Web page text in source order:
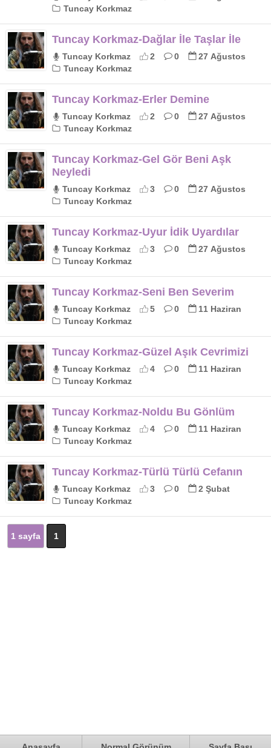
Tuncay Korkmaz
Tuncay Korkmaz-Dağlar İle Taşlar İle
Tuncay Korkmaz 2 0
27 Ağustos
Tuncay Korkmaz
Tuncay Korkmaz-Erler Demine
Tuncay Korkmaz 2 0
27 Ağustos
Tuncay Korkmaz
Tuncay Korkmaz-Gel Gör Beni Aşk
Neyledi
Tuncay Korkmaz 3 0
27 Ağustos
Tuncay Korkmaz
Tuncay Korkmaz-Uyur İdik Uyardılar
Tuncay Korkmaz 3 0
27 Ağustos
Tuncay Korkmaz
Tuncay Korkmaz-Seni Ben Severim
Tuncay Korkmaz 5 0
11 Haziran
Tuncay Korkmaz
Tuncay Korkmaz-Güzel Aşık Cevrimizi
Tuncay Korkmaz 4 0
11 Haziran
Tuncay Korkmaz
Tuncay Korkmaz-Noldu Bu Gönlüm
Tuncay Korkmaz 4 0
11 Haziran
Tuncay Korkmaz
Tuncay Korkmaz-Türlü Türlü Cefanın
Tuncay Korkmaz 3 0
2 Şubat
Tuncay Korkmaz
1 sayfa 1